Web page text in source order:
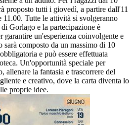
proposto tutti i giovedì, a partire dall'11
Tutte le attività si svolgeranno
Gorlago e la partecipazione è
garantire un'esperienza coinvolgente e
sarà composto da un massimo di 10
e può essere effettuata
Un'opportunità speciale per
allenare la fantasia e trascorrere del
e creativo, dove la carta diventa lo
proprie idee.